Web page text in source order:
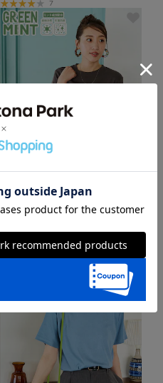
7
アウトレット
<抗菌・防臭・接触冷感>MINT クルー
ネック 半袖 Tシャツ【限定展開】